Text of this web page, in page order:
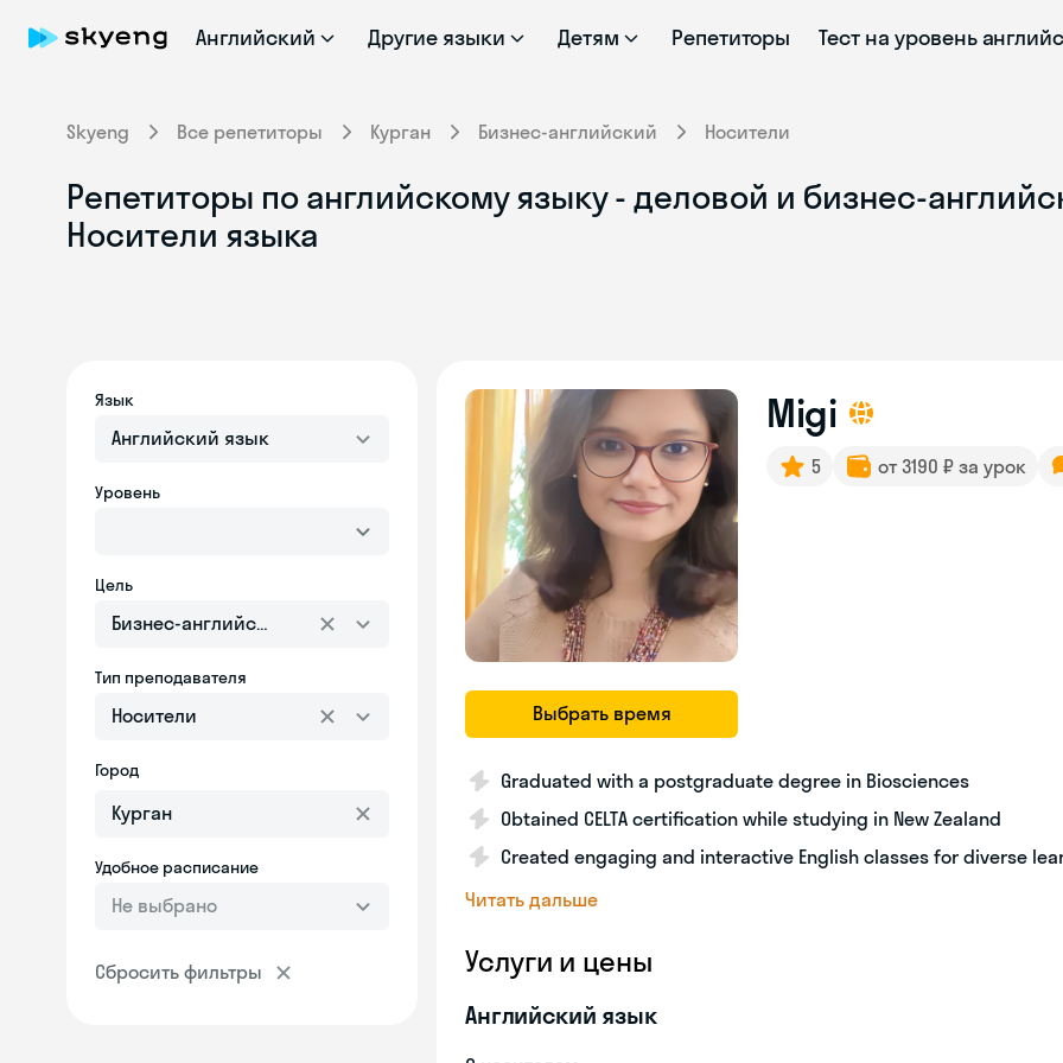
Английский Другие языки Детям Репетиторы Тест на уровень
Skyeng Все репетиторы Курган Бизнес-английский Носители
Репетиторы по английскому языку - деловой и бизнес-
Носители языка
Язык
Английский язык
Уровень
Цель
Бизнес-английский
Тип преподавателя
Носители
Город
Удобное расписание
Не выбрано
Сбросить фильтры
Выбрать время
Migi
5 от 3190 ₽ за урок
Graduated with a postgraduate degree in Biosciences
Obtained CELTA certification while studying in New Zealand
Created engaging and interactive English classes for diverse
Читать дальше
Услуги и цены
Английский язык